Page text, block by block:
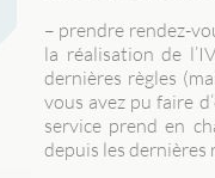
– prendre rendez-
la réalisation de
dernières règles
vous avez pu faire
service prend en
depuis les dernières